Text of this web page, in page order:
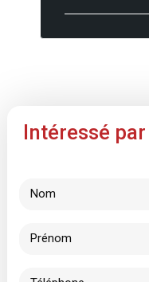
Intéressé